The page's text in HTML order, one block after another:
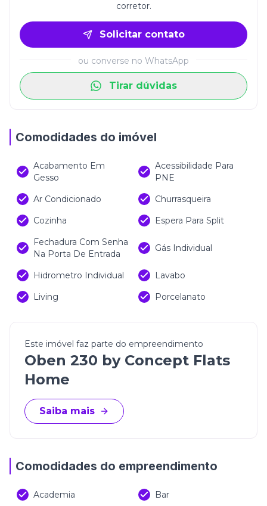
corretor.
Solicitar contato
ou converse no WhatsApp
Tirar dúvidas
Comodidades do imóvel
Acabamento Em
Gesso
Acessibilidade Para
PNE
Ar Condicionado
Churrasqueira
Cozinha
Espera Para Split
Fechadura Com Senha
Na Porta De Entrada
Gás Individual
Hidrometro Individual
Lavabo
Living
Porcelanato
Este imóvel faz parte do empreendimento
Oben 230 by Concept Flats
Home
Saiba mais
Comodidades do empreendimento
Academia
Bar